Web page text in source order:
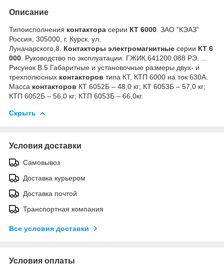
Описание
Типоисполнения контактора серии КТ 6000 . ЗАО “КЭАЗ”
Россия, 305000, г. Курск, ул.
Луначарского,8. Контакторы электромагнитные серии КТ 6
000 . Руководство по эксплуатации. ГЖИК.641200.088 РЭ. ...
Рисунок В.5 Габаритные и установочные размеры двух- и
трехполюсных контакторов типа КТ, КТП 6000 на ток 630А.
Масса контакторов КТ 6052Б – 48,0 кг; КТ 6053Б – 57,0 кг;
КТП 6052Б – 56,0 кг; КТП 6053Б – 66,0кг.
Скрыть
Условия доставки
Самовывоз
Доставка курьером
Доставка почтой
Транспортная компания
Все условия доставки
Условия оплаты